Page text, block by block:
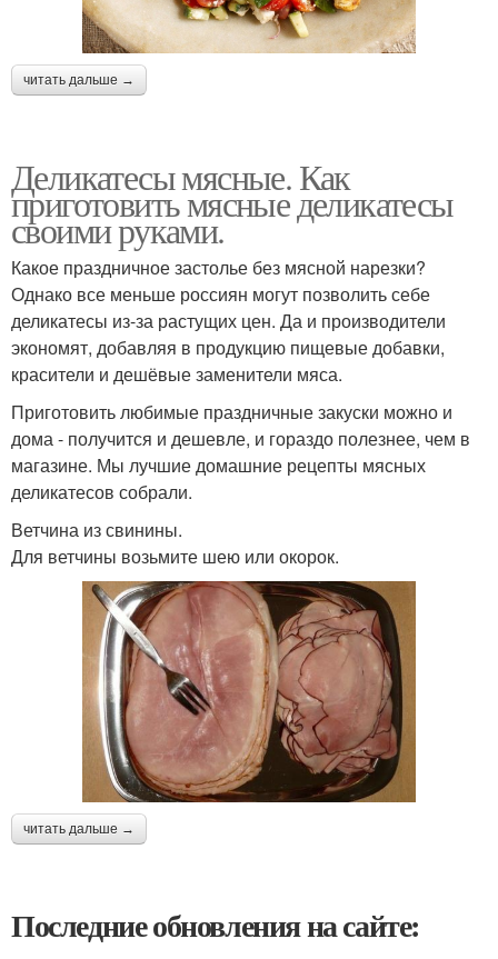
читать дальше →
Деликатесы мясные. Как
приготовить мясные деликатесы
своими руками.
Какое праздничное застолье без мясной нарезки?
Однако все меньше россиян могут позволить себе
деликатесы из-за растущих цен. Да и производители
экономят, добавляя в продукцию пищевые добавки,
красители и дешёвые заменители мяса.
Приготовить любимые праздничные закуски можно и
дома - получится и дешевле, и гораздо полезнее, чем в
магазине. Мы лучшие домашние рецепты мясных
деликатесов собрали.
Ветчина из свинины.
Для ветчины возьмите шею или окорок.
читать дальше →
Последние обновления на сайте: